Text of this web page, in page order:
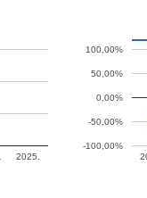
2025.
-100,00%
-50,00%
0,00%
50,00%
100,00%